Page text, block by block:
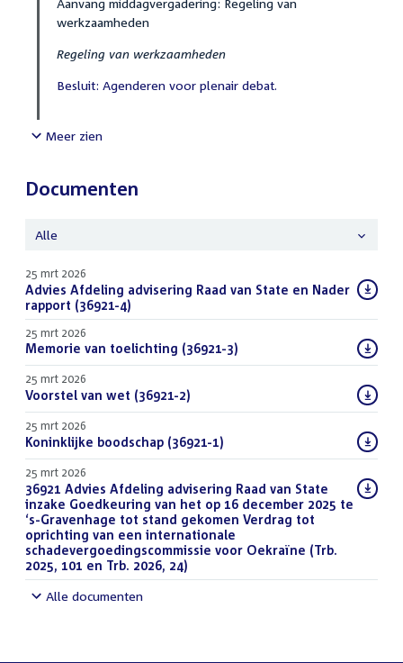
Aanvang middagvergadering: Regeling van
werkzaamheden
Regeling van werkzaamheden
Besluit: Agenderen voor plenair debat.
Meer zien
Documenten
Alle
25 mrt 2026
Download
bestand:
Advies Afdeling advisering Raad van State en Nader
rapport (36921-4)
25 mrt 2026
Download
bestand:
Memorie van toelichting (36921-3)
25 mrt 2026
Download
bestand:
Voorstel van wet (36921-2)
25 mrt 2026
Download
bestand:
Koninklijke boodschap (36921-1)
25 mrt 2026
Download
bestand:
36921 Advies Afdeling advisering Raad van State
inzake Goedkeuring van het op 16 december 2025 te
‘s-Gravenhage tot stand gekomen Verdrag tot
oprichting van een internationale
schadevergoedingscommissie voor Oekraïne (Trb.
2025, 101 en Trb. 2026, 24)
Alle documenten